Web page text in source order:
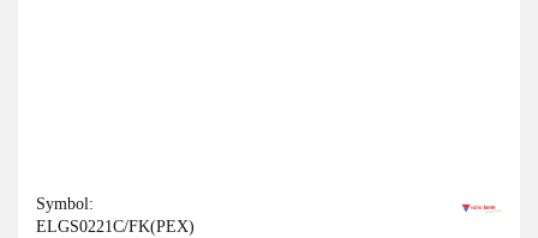
Symbol:
ELGS0221C/FK(PEX)